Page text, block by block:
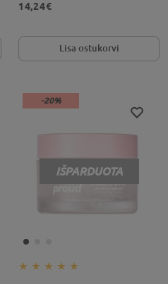
14,24€
Lisa ostukorvi
IŠPARDUOTA
-20%